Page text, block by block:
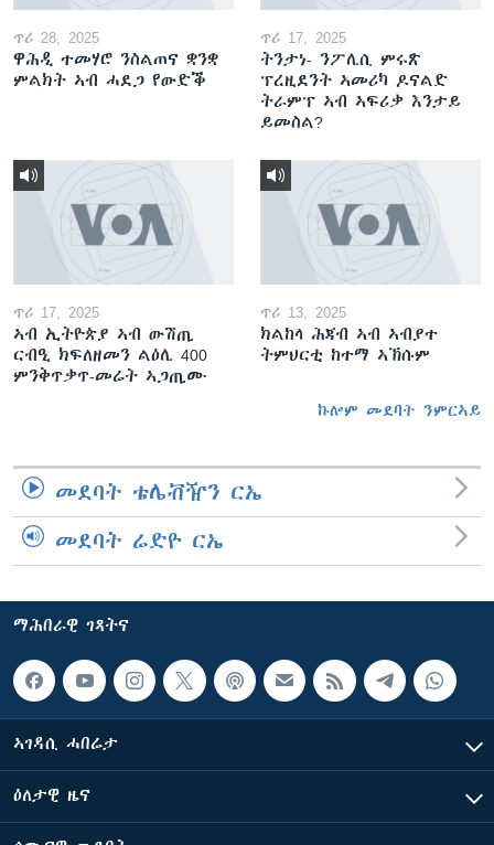
ጥሪ 28, 2025
ዋሕዲ ተመሃሮ ንስልጠና ቋንቋ
ምልክት ኣብ ሓደጋ የውድቕ
ጥሪ 17, 2025
ትንታነ- ንፖሊሲ ምሩጽ
ፕረዚደንት ኣመሪካ ዶናልድ
ትራምፕ ኣብ ኣፍሪቃ እንታይ
ይመስል?
ጥሪ 17, 2025
ኣብ ኢትዮጵያ ኣብ ውሽጢ
ርብዒ ክፍለዘመን ልዕሊ 400
ምንቅጥቃጥ-መሬት ኣጋጢሙ
ጥሪ 13, 2025
ክልከላ ሕጃብ ኣብ ኣብያተ
ትምህርቲ ከተማ ኣኽሱም
ኩሎም መደባት ንምርኣይ
መደባት ቴሌቭዥን ርኤ
መደባት ሬድዮ ርኤ
ማሕበራዊ ገጻትና
ኣገዳሲ ሓበሬታ
ዕለታዊ ዜና